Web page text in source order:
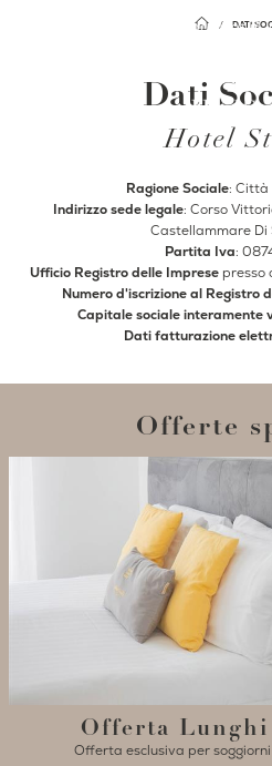
Colazione
Camere & Suite
Ristorante
Dove siamo
Offerte
Facebook
DATI
Dati
Hotel
Ragione Sociale: Città
Indirizzo sede legale: Corso
Castellammare Di
Partita Iva:
Ufficio Registro delle Imprese presso
Numero d'iscrizione al Registro
Capitale sociale interamente
Dati fatturazione
Offerte
Offerta
Offerta esclusiva per